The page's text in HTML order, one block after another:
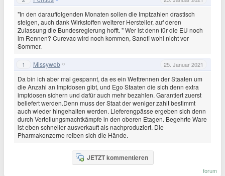
"In den darauffolgenden Monaten sollen die Impfzahlen drastisch
steigen, auch dank Wirkstoffen weiterer Hersteller, auf deren
Zulassung die Bundesregierung hofft. " Wer ist denn für die EU noch
im Rennen? Curevac wird noch kommen, Sanofi wohl nicht vor
Sommer.
1 Missyweb 25. Januar 2021
Da bin ich aber mal gespannt, da es ein Wettrennen der Staaten um
die Anzahl an Impfdosen gibt, und Ego Staaten die sich denn extra
impfdosen sichern und dafür auch mehr bezahlen. Garantiert zuerst
beliefert werden.Denn muss der Staat der weniger zahlt bestimmt
auch wieder hingehalten werden. Lieferengpässe ergeben sich denn
durch Verteilungsmachtkämpfe in den oberen Etagen. Begehrte Ware
ist eben schneller ausverkauft als nachproduziert. Die
Pharmakonzerne reiben sich die Hände.
JETZT kommentieren
forum